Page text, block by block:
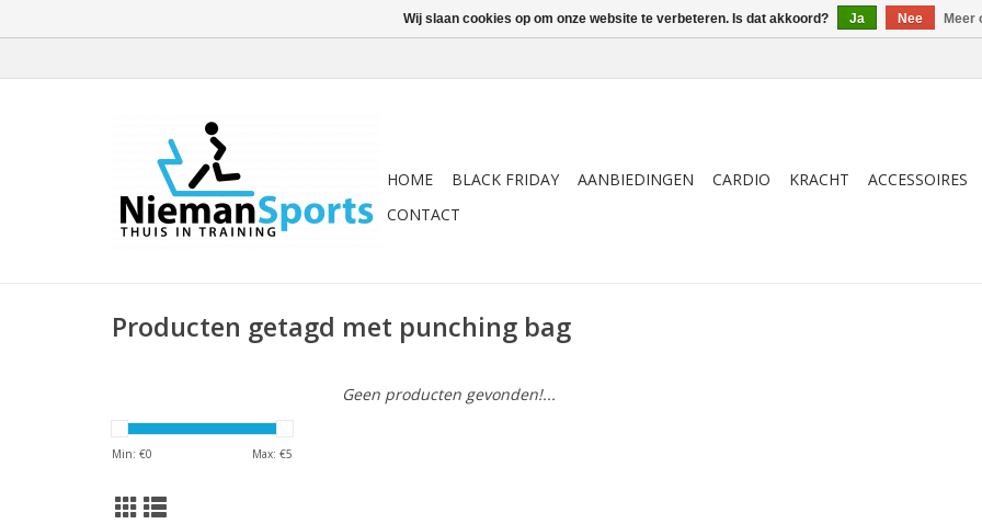
HOME BLACK FRIDAY AANBIEDINGEN CARDIO KRACHT
ACCESSOIRES
CONTACT
Producten getagd met punching bag
Min: €0 Max: €5
Geen producten gevonden!...
Wij slaan cookies op om onze website te verbeteren. Is dat akkoord? Ja Nee Meer